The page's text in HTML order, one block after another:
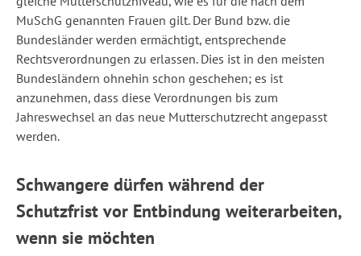
MuSchG genannten Frauen gilt. Der Bund bzw. die
Bundesländer werden ermächtigt, entsprechende
Rechtsverordnungen zu erlassen. Dies ist in den meisten
Bundesländern ohnehin schon geschehen; es ist
anzunehmen, dass diese Verordnungen bis zum
Jahreswechsel an das neue Mutterschutzrecht angepasst
werden.
Schwangere dürfen während der
Schutzfrist vor Entbindung weiterarbeiten,
wenn sie möchten